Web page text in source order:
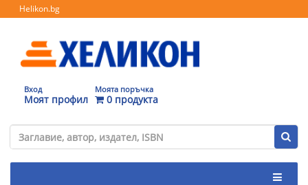
Helikon.bg
Вход
Моят профил
Моята поръчка
0 продукта